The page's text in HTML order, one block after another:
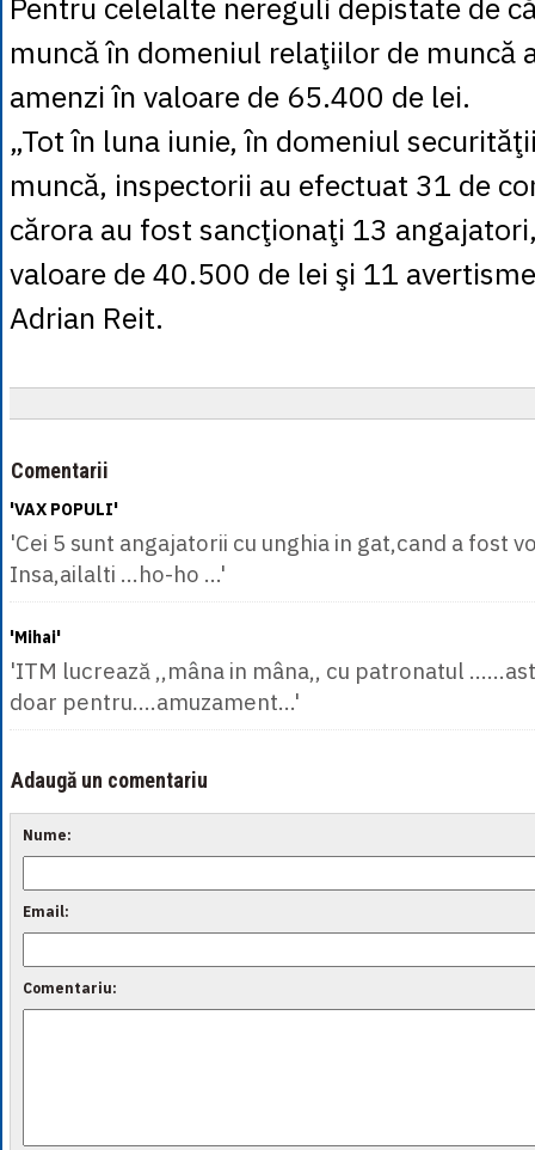
muncă în domeniul relaţiilor de muncă
amenzi în valoare de 65.400 de lei.
„Tot în luna iunie, în domeniul
muncă, inspectorii au efectuat 31 de
cărora au fost sancţionaţi 13
valoare de 40.500 de lei şi 11
Adrian Reit.
Comentarii
'VAX POPULI'
'Cei 5 sunt angajatorii cu unghia in gat,cand a fost
Insa,ailalti ...ho-ho ...'
'Mihai'
'ITM lucrează ,,mâna in mâna,, cu patronatul
doar pentru….amuzament…'
Adaugă un comentariu
Nume:
Email:
Comentariu: